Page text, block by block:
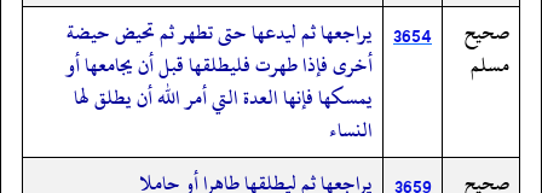
صحيح
مسلم
3654 يراجعها ثم ليدعها حتى تطهر ثم تحيض حيضة
أخرى فإذا طهرت فليطلقها قبل أن يجامعها أو
يمسكها فإنها العدة التي أمر الله أن يطلق لها
النساء
صحيح
يراجعها ثم ليطلقها طاهرا أو حاملا